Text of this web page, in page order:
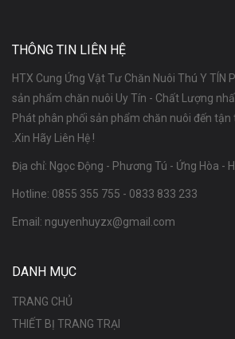
THÔNG TIN LIÊN HỆ
HTX Cung Ứng Vật Tư Chăn Nuôi Thú Y TÍN
sản phẩm chăn nuôi Uy Tín - Chất Lượng
Phát phân phối sản phẩm chăn nuôi đến
.Xin Hãy Liên Hệ !
Địa chỉ: Ngọc Động - Phương Tú - Ứng Hòa -
Hotline: 0855 355 755 - 0833 833 233
Email: nguyenhuyzx@gmail.com
DANH MỤC
TRANG CHỦ
THIẾT BỊ TRANG TRẠI